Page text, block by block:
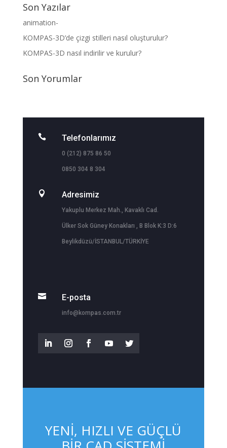
Son Yazılar
animation-
KOMPAS-3D’de çizgi stilleri nasıl oluşturulur?
KOMPAS-3D nasıl indirilir ve kurulur?
Son Yorumlar
 Telefonlarımız
0 (212) 875 86 50
0850 304 8 304
 Adresimiz
Yakuplu Merkez Mah., Kavaklı Cad.
Ülker Sok Güney Konakları , B Blok K:3 D:6
Beylikdüzü/İSTANBUL/TÜRKİYE
 E-posta
info@kompas.com.tr
YENİ, HIZLI VE GÜÇLÜ